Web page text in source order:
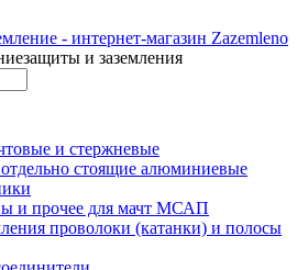
и заземления
и стержневые
стоящие алюминиевые
и прочее для мачт МСАП
проволоки (катанки) и полосы